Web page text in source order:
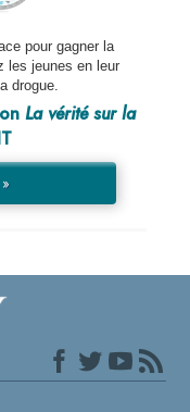
pour gagner la
les jeunes en leur
drogue.
La vérité sur la